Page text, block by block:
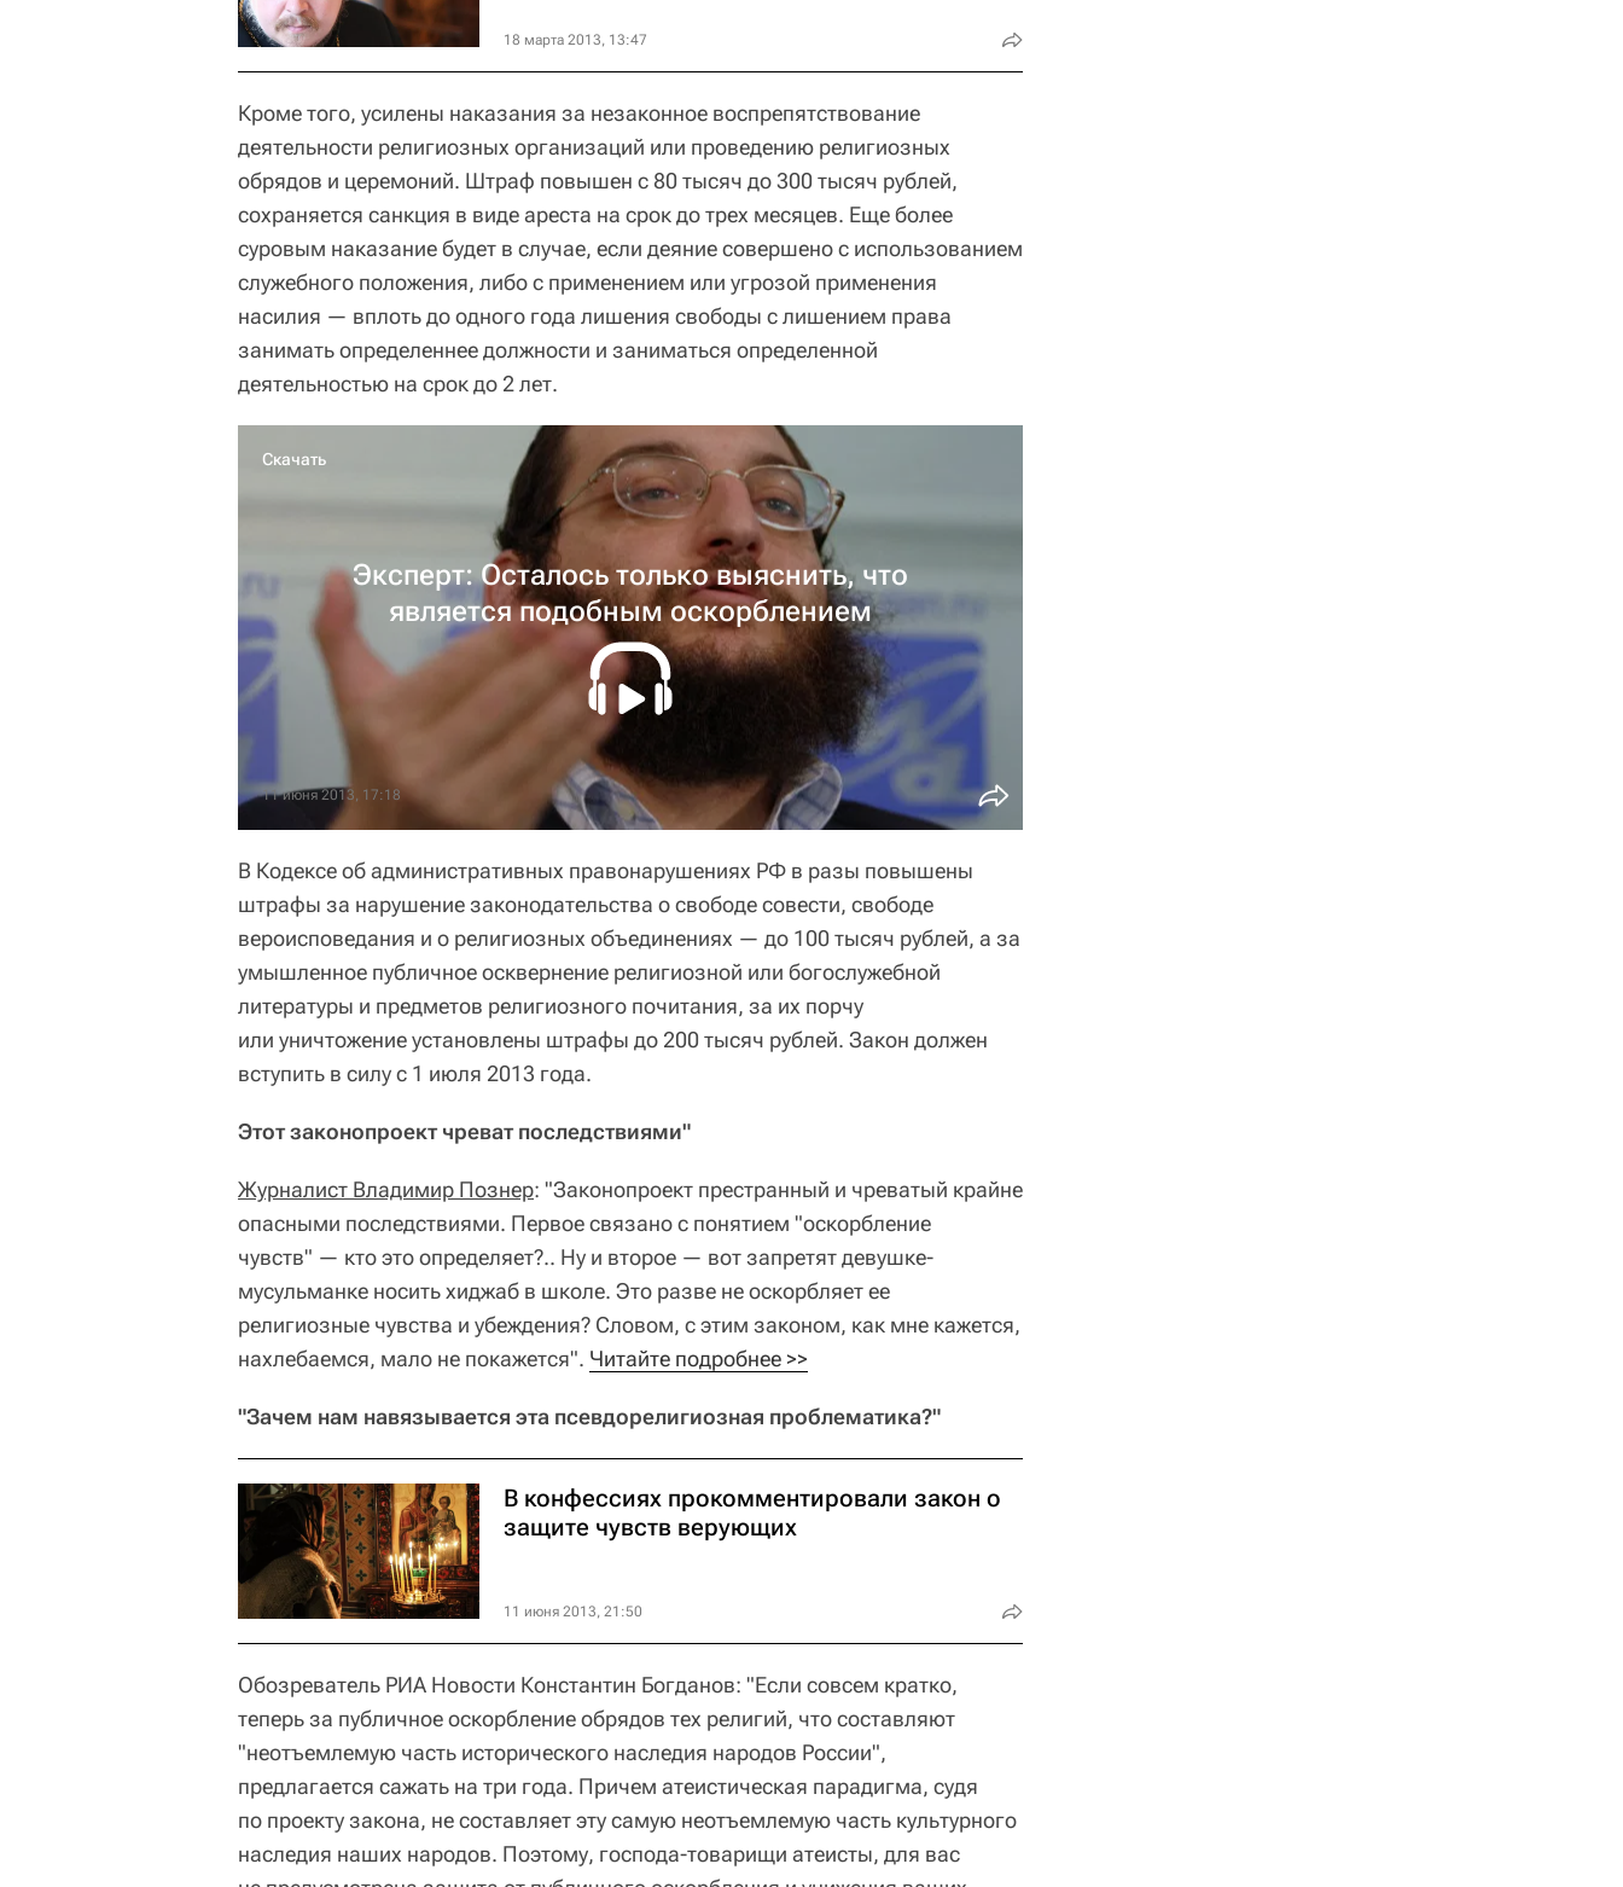
18 марта 2013, 13:47
Кроме того, усилены наказания за незаконное воспрепятствование
деятельности религиозных организаций или проведению религиозных
обрядов и церемоний. Штраф повышен с 80 тысяч до 300 тысяч рублей,
сохраняется санкция в виде ареста на срок до трех месяцев. Еще более
суровым наказание будет в случае, если деяние совершено с использованием
служебного положения, либо с применением или угрозой применения
насилия — вплоть до одного года лишения свободы с лишением права
занимать определеннее должности и заниматься определенной
деятельностью на срок до 2 лет.
Эксперт: Осталось только выяснить, что
является подобным оскорблением
11 июня 2013, 17:18
Скачать
В Кодексе об административных правонарушениях РФ в разы повышены
штрафы за нарушение законодательства о свободе совести, свободе
вероисповедания и о религиозных объединениях — до 100 тысяч рублей, а за
умышленное публичное осквернение религиозной или богослужебной
литературы и предметов религиозного почитания, за их порчу
или уничтожение установлены штрафы до 200 тысяч рублей. Закон должен
вступить в силу с 1 июля 2013 года.
Этот законопроект чреват последствиями"
Журналист Владимир Познер: "Законопроект престранный и чреватый крайне
опасными последствиями. Первое связано с понятием "оскорбление
чувств" — кто это определяет?.. Ну и второе — вот запретят девушке-
мусульманке носить хиджаб в школе. Это разве не оскорбляет ее
религиозные чувства и убеждения? Словом, с этим законом, как мне кажется,
нахлебаемся, мало не покажется". Читайте подробнее >>
"Зачем нам навязывается эта псевдорелигиозная проблематика?"
В конфессиях прокомментировали закон о
защите чувств верующих
11 июня 2013, 21:50
Обозреватель РИА Новости Константин Богданов: "Если совсем кратко,
теперь за публичное оскорбление обрядов тех религий, что составляют
"неотъемлемую часть исторического наследия народов России",
предлагается сажать на три года. Причем атеистическая парадигма, судя
по проекту закона, не составляет эту самую неотъемлемую часть культурного
наследия наших народов. Поэтому, господа-товарищи атеисты, для вас